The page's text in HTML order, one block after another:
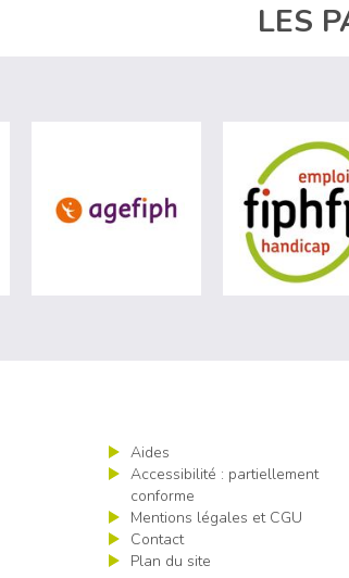
LES
visiter les site de Ministère du travail (nouvelle
visiter les site de
Aides
Accessibilité : partiellement
conforme
Mentions légales et CGU
Contact
Plan du site